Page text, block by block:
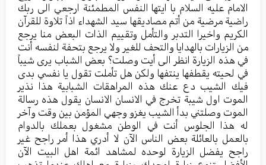
الامام عليه السلام با ايتها النفس المطمئنة ارجعي الى ربك
راضية مرضية من أتم مصاديقها سيد الشهداء اذاً تلاوة للقرآن
الكريم واخيرا التدبر والتأمل وتقييم الذات البعض منا يرجع
من الزيارات بالهدايا والتحف للغير ولا يرجع بتحفة لنفسه أنت
في هذه الزيارة انظر الى أيت وصلت؟ بعض الشباب يرى شيباً
في لحيته يقطفها ينتفها ولكن هل تأملت تقول يا نفسي بدى
فيك الشيب دع عنك هذه المراهقات الشبابية هذا نذير
الموت اول شيبة تخرج في الانسان الانسان يقول هذه رسالة
الموت وصلتني بدأ الشيب يغزو وجهي المؤمن بين وقت وآخر
له هذا الجلوس أنت في الوطن مشغول بعملك بالدوام
بالعمل بالعائلة بعض الناس الآن لا أدري هذا أمر راجح غير
راجح يفضل الزيارة لوحده لمشاهد ائمة اهل البيت الآن